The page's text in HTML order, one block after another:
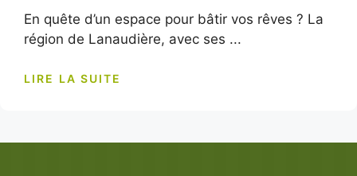
En quête d’un espace pour bâtir vos rêves ? La
région de Lanaudière, avec ses ...
LIRE LA SUITE